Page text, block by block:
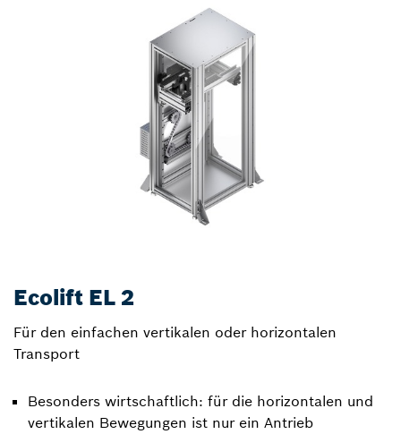
Ecolift EL 2
Für den einfachen vertikalen oder horizontalen
Transport
Besonders wirtschaftlich: für die horizontalen und
vertikalen Bewegungen ist nur ein Antrieb